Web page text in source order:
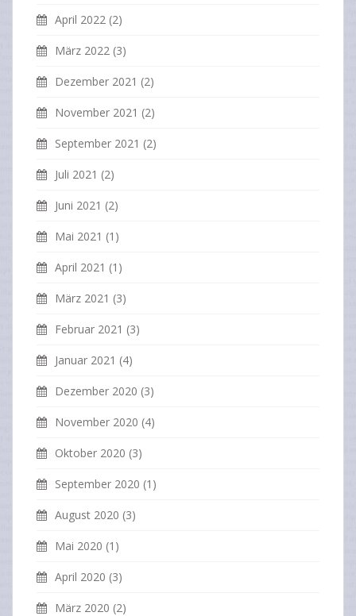
April 2022 (2)
März 2022 (3)
Dezember 2021 (2)
November 2021 (2)
September 2021 (2)
Juli 2021 (2)
Juni 2021 (2)
Mai 2021 (1)
April 2021 (1)
März 2021 (3)
Februar 2021 (3)
Januar 2021 (4)
Dezember 2020 (3)
November 2020 (4)
Oktober 2020 (3)
September 2020 (1)
August 2020 (3)
Mai 2020 (1)
April 2020 (3)
März 2020 (2)